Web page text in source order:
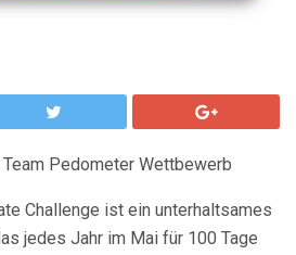
Pedometer Wettbewerb
Challenge ist ein unterhaltsames
jedes Jahr im Mai für 100 Tage